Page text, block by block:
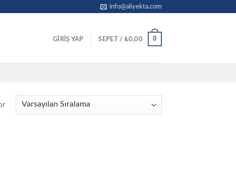
info@aliyekta.com
GIRIŞ YAP SEPET / ₺0,00 0